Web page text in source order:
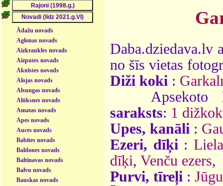
Ādažu novads
Aglonas novads
Aizkraukles novads
Aizputes novads
Aknīstes novads
Alojas novads
Alsungas novads
Alūksnes novads
Amatas novads
Apes novads
Auces novads
Babītes novads
Baldones novads
Baltinavas novads
Balvu novads
Bauskas novads
Daba.dziedava.lv
no šīs vietas
Diži koki :
Apsekoto
saraksts: 1
Upes, kanāli :
Ezeri, dīķi :
dīķi, Venču ezers,
Purvi, tīreļi :